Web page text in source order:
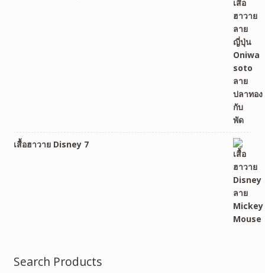
เสื้อฮาวาย Disney 7
Search Products